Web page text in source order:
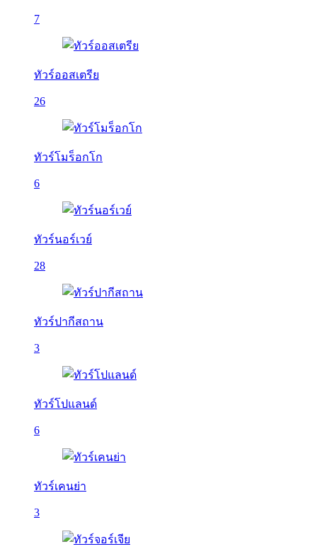
7
ทัวร์ออสเตรีย
26
ทัวร์โมร็อกโก
6
ทัวร์นอร์เวย์
28
ทัวร์ปากีสถาน
3
ทัวร์โปแลนด์
6
ทัวร์เคนย่า
3